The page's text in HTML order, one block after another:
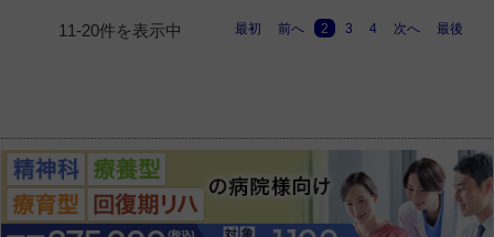
11-20件を表示中 最初 前へ 2 3 4 次へ 最後